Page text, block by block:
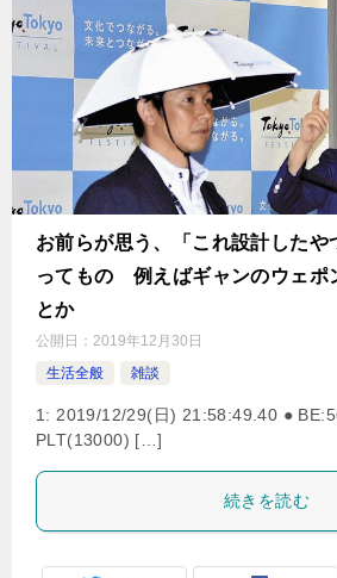
お前らが思う、「これ設計したや
ってもの 例えばギャンのウェポ
とか
公開日： 2019年12月30日
生活全般
雑談
1: 2019/12/29(日) 21:58:49.40 ●
PLT(13000) […]
続きを読む